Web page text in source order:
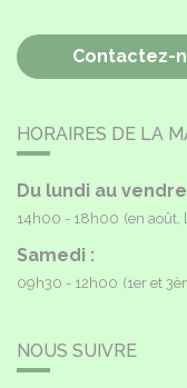
Contactez-
HORAIRES DE LA
Du lundi au
14h00 - 18h00 (en août,
Samedi :
09h30 - 12h00 (1er et
NOUS SUIVRE